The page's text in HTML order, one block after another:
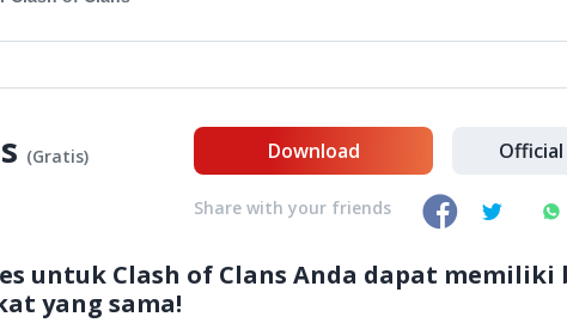
(Gratis)
untuk Clash of Clans Anda dapat memiliki
yang sama!
Download
Share with your friends